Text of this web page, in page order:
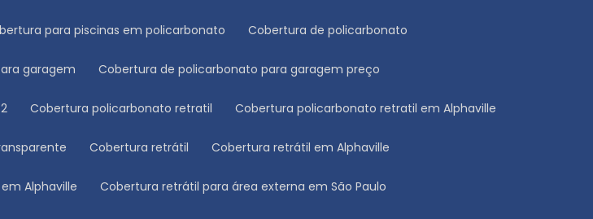
para piscinas em policarbonato Cobertura de policarbonato
garagem Cobertura de policarbonato para garagem preço
Cobertura policarbonato retratil Cobertura policarbonato retratil em Alphaville
Cobertura retrátil Cobertura retrátil em Alphaville
Alphaville Cobertura retrátil para área externa em São Paulo